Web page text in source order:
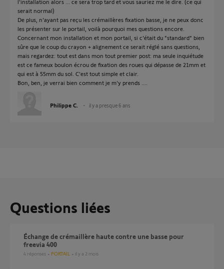
l'installation alors ... ce sera trop tard et vous sauriez me le dire. (ce qui
serait normal)
De plus, n'ayant pas reçu les crémaillères fixation basse, je ne peux donc
les présenter sur le portail, voilà pourquoi mes questions encore.
Concernant mon installation et mon portail, si c'était du "standard" bien
sûre que le coup du crayon + alignement ce serait réglé sans questions,
mais regardez: tout est dans mon tout premier post: ma seule inquiétude
est ce fameux boulon écrou de fixation des roues qui dépasse de 21mm et
qui est à 55mm du sol. C'est tout simple et clair.
Bon, ben, je verrai bien comment je m'y prends ....
Philippe C. il y a presque 6 ans
Questions liées
Échange de crémaillère haute contre une basse pour
freevia 400
4 réponses PORTAIL il y a 2 mois